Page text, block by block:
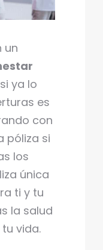
un
ya lo
es
con
póliza si
los
única
ti y tu
la salud
vida.